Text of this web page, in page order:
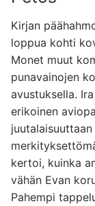
Kirjan
loppua kohti
Monet muut
punavainojen
avustuksella.
erikoinen
kertoi, kuinka
vähän Evan
Pahempi